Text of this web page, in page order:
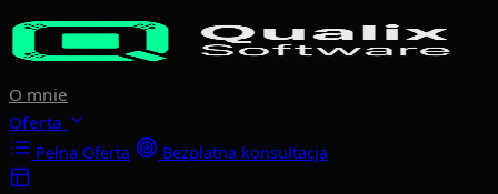
Przejdź do głównej treści
O mnie
Oferta
Pełna Oferta Bezpłatna konsultacja